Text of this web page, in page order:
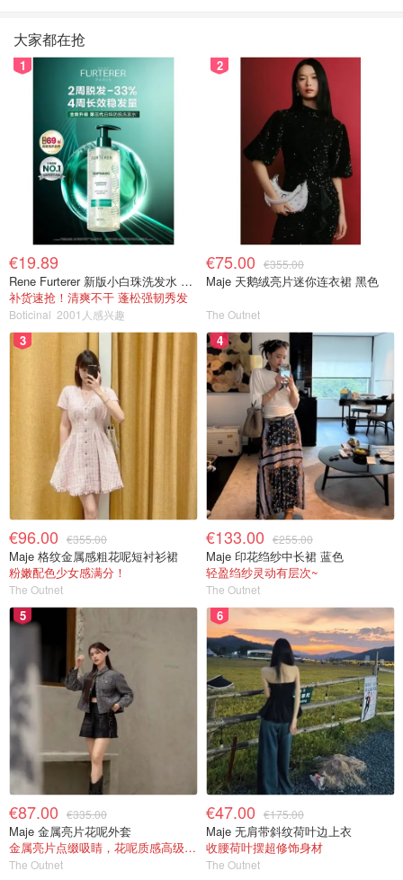
大家都在抢
1
€19.89
Rene Furterer 新版小白珠洗发水 500ml
补货速抢！清爽不干 蓬松强韧秀发
Boticinal 2001人感兴趣
2
€75.00 €355.00
Maje 天鹅绒亮片迷你连衣裙 黑色
The Outnet
3
€96.00 €355.00
Maje 格纹金属感粗花呢短衬衫裙
粉嫩配色少女感满分！
The Outnet
4
€133.00 €255.00
Maje 印花绉纱中长裙 蓝色
轻盈绉纱灵动有层次~
The Outnet
5
€87.00 €335.00
Maje 金属亮片花呢外套
金属亮片点缀吸睛，花呢质感高级又显贵
The Outnet
6
€47.00 €175.00
Maje 无肩带斜纹荷叶边上衣
收腰荷叶摆超修饰身材
The Outnet